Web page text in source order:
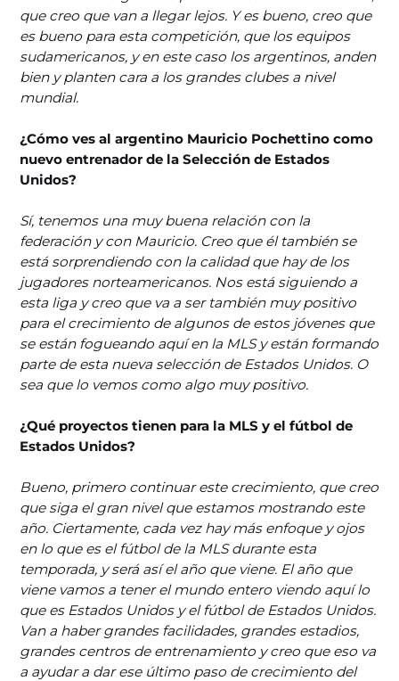
que creo que van a llegar lejos. Y es bueno, creo que
es bueno para esta competición, que los equipos
sudamericanos, y en este caso los argentinos, anden
bien y planten cara a los grandes clubes a nivel
mundial.
¿Cómo ves al argentino Mauricio Pochettino como
nuevo entrenador de la Selección de Estados
Unidos?
Sí, tenemos una muy buena relación con la
federación y con Mauricio. Creo que él también se
está sorprendiendo con la calidad que hay de los
jugadores norteamericanos. Nos está siguiendo a
esta liga y creo que va a ser también muy positivo
para el crecimiento de algunos de estos jóvenes que
se están fogueando aquí en la MLS y están formando
parte de esta nueva selección de Estados Unidos. O
sea que lo vemos como algo muy positivo.
¿Qué proyectos tienen para la MLS y el fútbol de
Estados Unidos?
Bueno, primero continuar este crecimiento, que creo
que siga el gran nivel que estamos mostrando este
año. Ciertamente, cada vez hay más enfoque y ojos
en lo que es el fútbol de la MLS durante esta
temporada, y será así el año que viene. El año que
viene vamos a tener el mundo entero viendo aquí lo
que es Estados Unidos y el fútbol de Estados Unidos.
Van a haber grandes facilidades, grandes estadios,
grandes centros de entrenamiento y creo que eso va
a ayudar a dar ese último paso de crecimiento del